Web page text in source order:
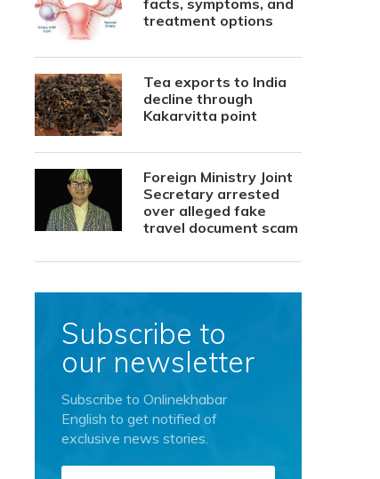
facts, symptoms, and
treatment options
Tea exports to India
decline through
Kakarvitta point
Foreign Ministry Joint
Secretary arrested
over alleged fake
travel document scam
Subscribe to
our newsletter
Subscribe to Onlinekhabar
English to get notified of
exclusive news stories.